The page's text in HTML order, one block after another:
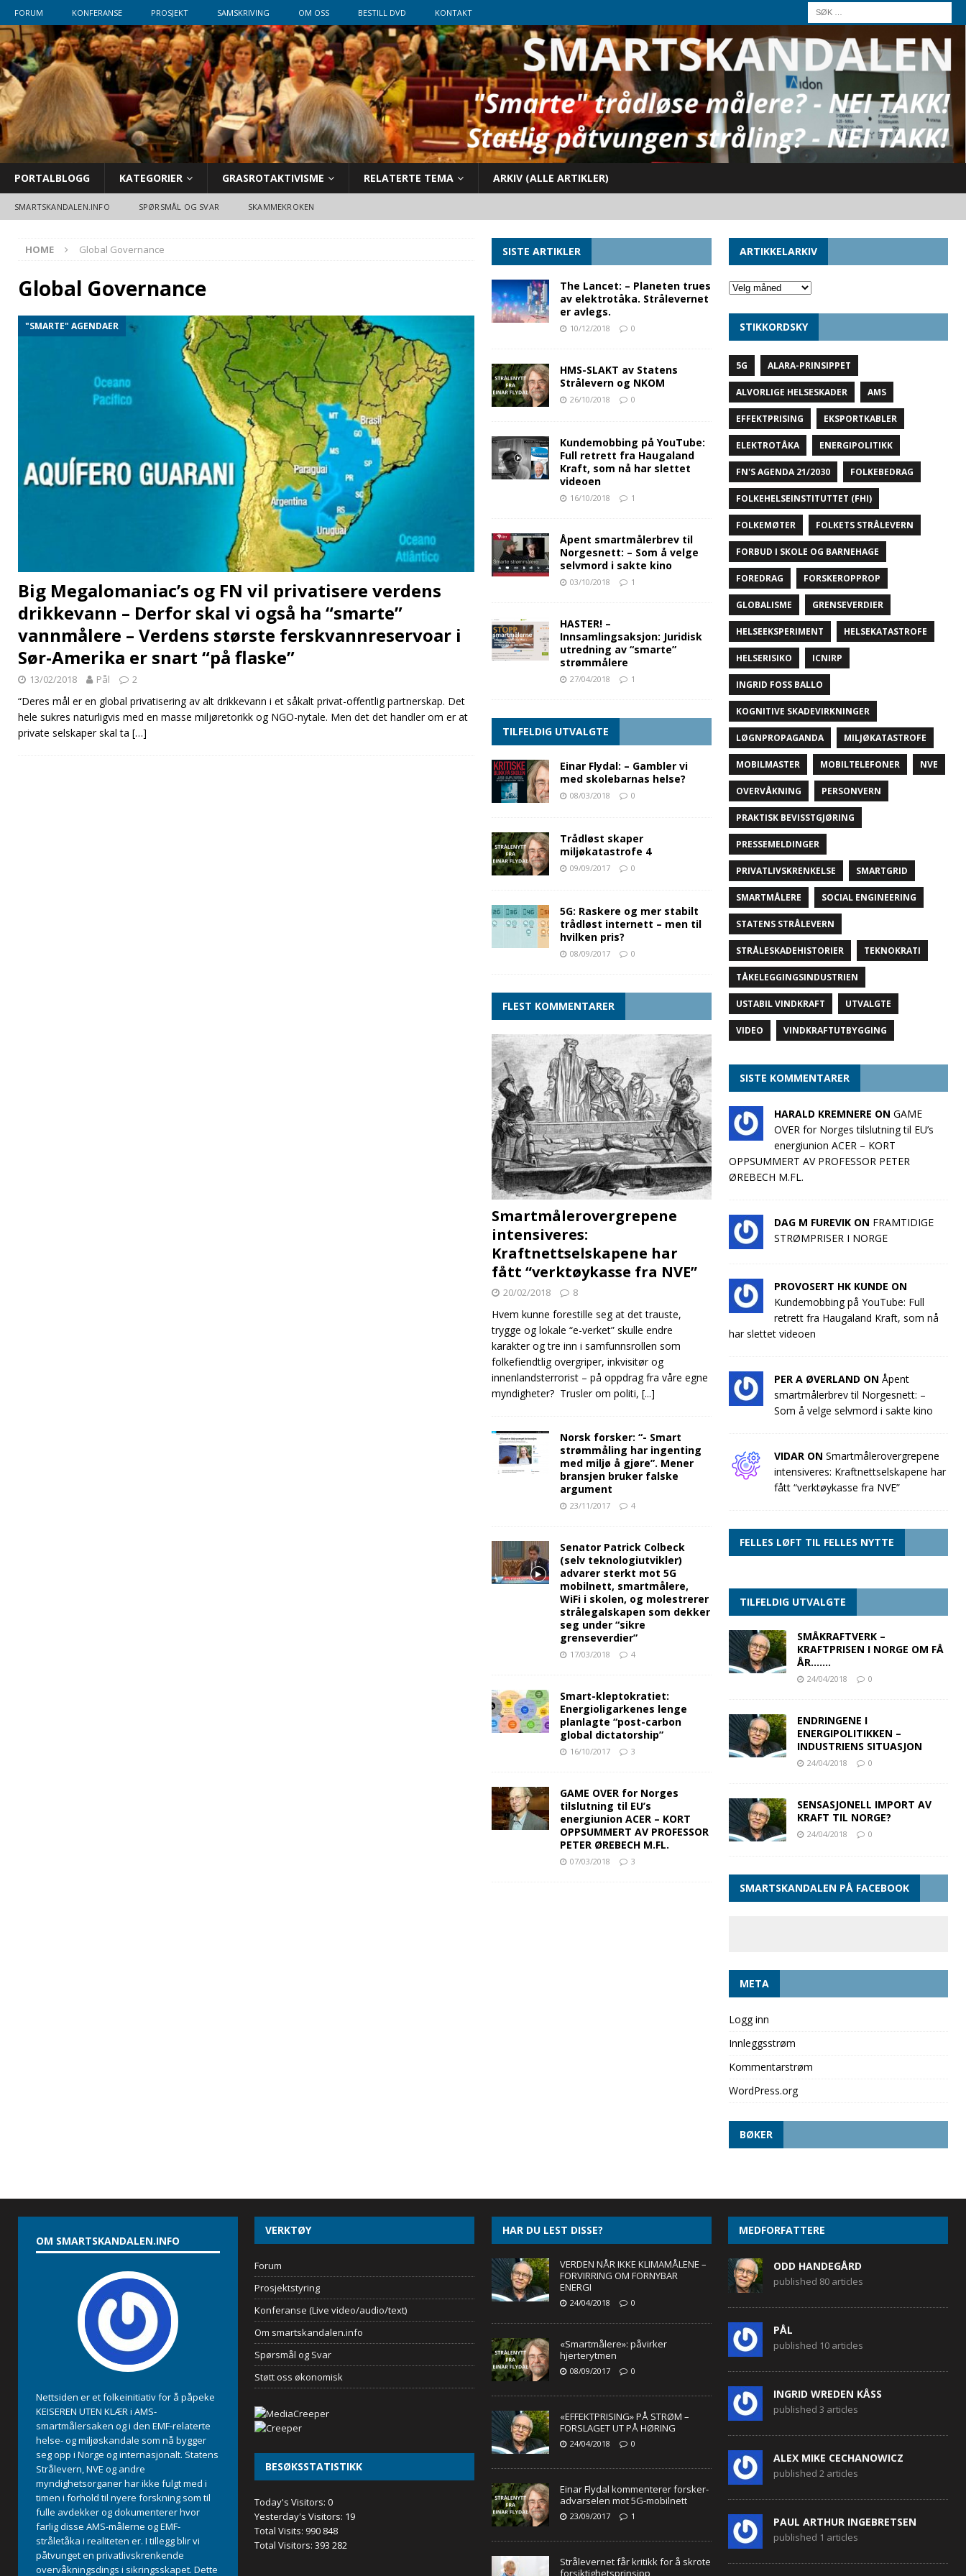
FORUM KONFERANSE PROSJEKT SAMSKRIVING OM OSS BESTILL DVD KONTAKT
PORTALBLOGG KATEGORIER GRASROTAKTIVISME RELATERTE TEMA ARKIV (ALLE ARTIKLER)
SMARTSKANDALEN.INFO SPØRSMÅL OG SVAR SKAMMEKROKEN
HOME Global Governance
Global Governance
"SMARTE" AGENDAER
Big Megalomaniac’s og FN vil privatisere verdens
drikkevann – Derfor skal vi også ha “smarte”
vannmålere – Verdens største ferskvannreservoar i
Sør-Amerika er snart “på flaske”
13/02/2018 Pål 2
“Deres mål er en global privatisering av alt drikkevann i et såkalt privat-offentlig partnerskap. Det
hele sukres naturligvis med en masse miljøretorikk og NGO-nytale. Men det det handler om er at
private selskaper skal ta […]
SISTE ARTIKLER
The Lancet: – Planeten trues
av elektrotåka. Strålevernet
er avlegs.
10/12/2018 0
HMS-SLAKT av Statens
Strålevern og NKOM
26/10/2018 0
Kundemobbing på YouTube:
Full retrett fra Haugaland
Kraft, som nå har slettet
videoen
16/10/2018 1
Åpent smartmålerbrev til
Norgesnett: – Som å velge
selvmord i sakte kino
03/10/2018 1
HASTER! –
Innsamlingsaksjon: Juridisk
utredning av “smarte”
strømmålere
27/04/2018 1
TILFELDIG UTVALGTE
Einar Flydal: – Gambler vi
med skolebarnas helse?
08/03/2018 0
Trådløst skaper
miljøkatastrofe 4
09/09/2017 0
5G: Raskere og mer stabilt
trådløst internett – men til
hvilken pris?
08/09/2017 0
FLEST KOMMENTARER
Smartmålerovergrepene
intensiveres:
Kraftnettselskapene har
fått “verktøykasse fra NVE”
20/02/2018 8
Hvem kunne forestille seg at det trauste,
trygge og lokale “e-verket” skulle endre
karakter og tre inn i samfunnsrollen som
folkefiendtlig overgriper, inkvisitør og
innenlandsterrorist – på oppdrag fra våre egne
myndigheter? Trusler om politi,[...]
Norsk forsker: “- Smart
strømmåling har ingenting
med miljø å gjøre”. Mener
bransjen bruker falske
argument
23/11/2017 4
Senator Patrick Colbeck
(selv teknologiutvikler)
advarer sterkt mot 5G
mobilnett, smartmålere,
WiFi i skolen, og molestrerer
strålegalskapen som dekker
seg under “sikre
grenseverdier”
17/03/2018 4
Smart-kleptokratiet:
Energioligarkenes lenge
planlagte “post-carbon
global dictatorship”
16/10/2017 3
GAME OVER for Norges
tilslutning til EU’s
energiunion ACER – KORT
OPPSUMMERT AV PROFESSOR
PETER ØREBECH M.FL.
07/03/2018 3
ARTIKKELARKIV
STIKKORDSKY
5G ALARA-PRINSIPPET
ALVORLIGE HELSESKADER AMS
EFFEKTPRISING EKSPORTKABLER
ELEKTROTÅKA ENERGIPOLITIKK
FN'S AGENDA 21/2030 FOLKEBEDRAG
FOLKEHELSEINSTITUTTET (FHI)
FOLKEMØTER FOLKETS STRÅLEVERN
FORBUD I SKOLE OG BARNEHAGE
FOREDRAG FORSKEROPPROP
GLOBALISME GRENSEVERDIER
HELSEEKSPERIMENT HELSEKATASTROFE
HELSERISIKO ICNIRP
INGRID FOSS BALLO
KOGNITIVE SKADEVIRKNINGER
LØGNPROPAGANDA MILJØKATASTROFE
MOBILMASTER MOBILTELEFONER NVE
OVERVÅKNING PERSONVERN
PRAKTISK BEVISSTGJØRING
PRESSEMELDINGER
PRIVATLIVSKRENKELSE SMARTGRID
SMARTMÅLERE SOCIAL ENGINEERING
STATENS STRÅLEVERN
STRÅLESKADEHISTORIER TEKNOKRATI
TÅKELEGGINGSINDUSTRIEN
USTABIL VINDKRAFT UTVALGTE
VIDEO VINDKRAFTUTBYGGING
SISTE KOMMENTARER
HARALD KREMNERE ON GAME
OVER for Norges tilslutning til EU’s
energiunion ACER – KORT
OPPSUMMERT AV PROFESSOR PETER
ØREBECH M.FL.
DAG M FUREVIK ON FRAMTIDIGE
STRØMPRISER I NORGE
PROVOSERT HK KUNDE ON
Kundemobbing på YouTube: Full
retrett fra Haugaland Kraft, som nå
har slettet videoen
PER A ØVERLAND ON Åpent
smartmålerbrev til Norgesnett: –
Som å velge selvmord i sakte kino
VIDAR ON Smartmålerovergrepene
intensiveres: Kraftnettselskapene har
fått “verktøykasse fra NVE”
FELLES LØFT TIL FELLES NYTTE
TILFELDIG UTVALGTE
SMÅKRAFTVERK –
KRAFTPRISEN I NORGE OM FÅ
ÅR…….
24/04/2018 0
ENDRINGENE I
ENERGIPOLITIKKEN –
INDUSTRIENS SITUASJON
24/04/2018 0
SENSASJONELL IMPORT AV
KRAFT TIL NORGE?
24/04/2018 0
SMARTSKANDALEN PÅ FACEBOOK
META
Logg inn
Innleggsstrøm
Kommentarstrøm
WordPress.org
BØKER
OM SMARTSKANDALEN.INFO
Nettsiden er et folkeinitiativ for å påpeke
KEISEREN UTEN KLÆR i AMS-
smartmålersaken og i den EMF-relaterte
helse- og miljøskandale som nå bygger
seg opp i Norge og internasjonalt. Statens
Strålevern, NVE og andre
myndighetsorganer har ikke fulgt med i
timen i forhold til nyere forskning som til
fulle avdekker og dokumenterer hvor
farlig disse AMS-målerne og EMF-
stråletåka i realiteten er. I tillegg blir vi
påtvunget en privatlivskrenkende
overvåkningsdings i sikringsskapet. Dette
VERKTØY
Forum
Prosjektstyring
Konferanse (Live video/audio/text)
Om smartskandalen.info
Spørsmål og Svar
Støtt oss økonomisk
BESØKSSTATISTIKK
Today's Visitors:0
Yesterday's Visitors: 19
Total Visits: 990 848
Total Visitors:393 282
HAR DU LEST DISSE?
VERDEN NÅR IKKE KLIMAMÅLENE –
FORVIRRING OM FORNYBAR
ENERGI
24/04/2018 0
«Smartmålere»: påvirker
hjerterytmen
08/09/2017 0
«EFFEKTPRISING» PÅ STRØM –
FORSLAGET UT PÅ HØRING
24/04/2018 0
Einar Flydal kommenterer forsker-
advarselen mot 5G-mobilnett
23/09/2017 1
Strålevernet får kritikk for å skrote
forsiktighetsprinsipp
MEDFORFATTERE
ODD HANDEGÅRD
published 80 articles
PÅL
published 10 articles
INGRID WREDEN KÅSS
published 3 articles
ALEX MIKE CECHANOWICZ
published 2 articles
PAUL ARTHUR INGEBRETSEN
published 1 articles